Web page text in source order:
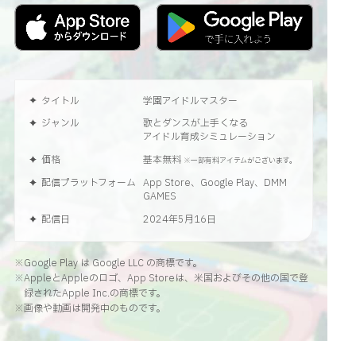
タイトル
学園アイドルマスター
ジャンル
歌とダンスが上手くなる
アイドル育成シミュレーション
価格
基本無料 ※一部有料アイテムがございます。
配信プラットフォーム App Store、Google Play、DMM
GAMES
配信日
2024年5月16日
※Google Play は Google LLC の商標です。
※AppleとAppleのロゴ、App Storeは、米国およびその他の国で登
録されたApple Inc.の商標です。
※画像や動画は開発中のものです。